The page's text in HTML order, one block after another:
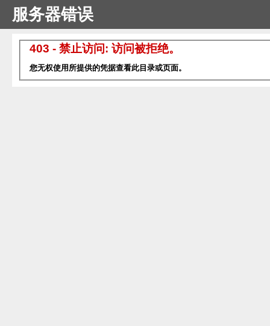
服务器错误
403 - 禁止访问: 访问被拒绝。
您无权使用所提供的凭据查看此目录或页面。